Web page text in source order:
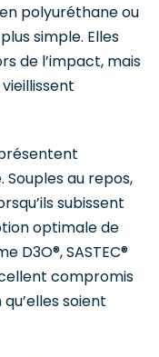
polyuréthane ou
simple. Elles
de l’impact, mais
Souples au repos,
subissent
optimale de
D3O®, SASTEC®
compromis
soient